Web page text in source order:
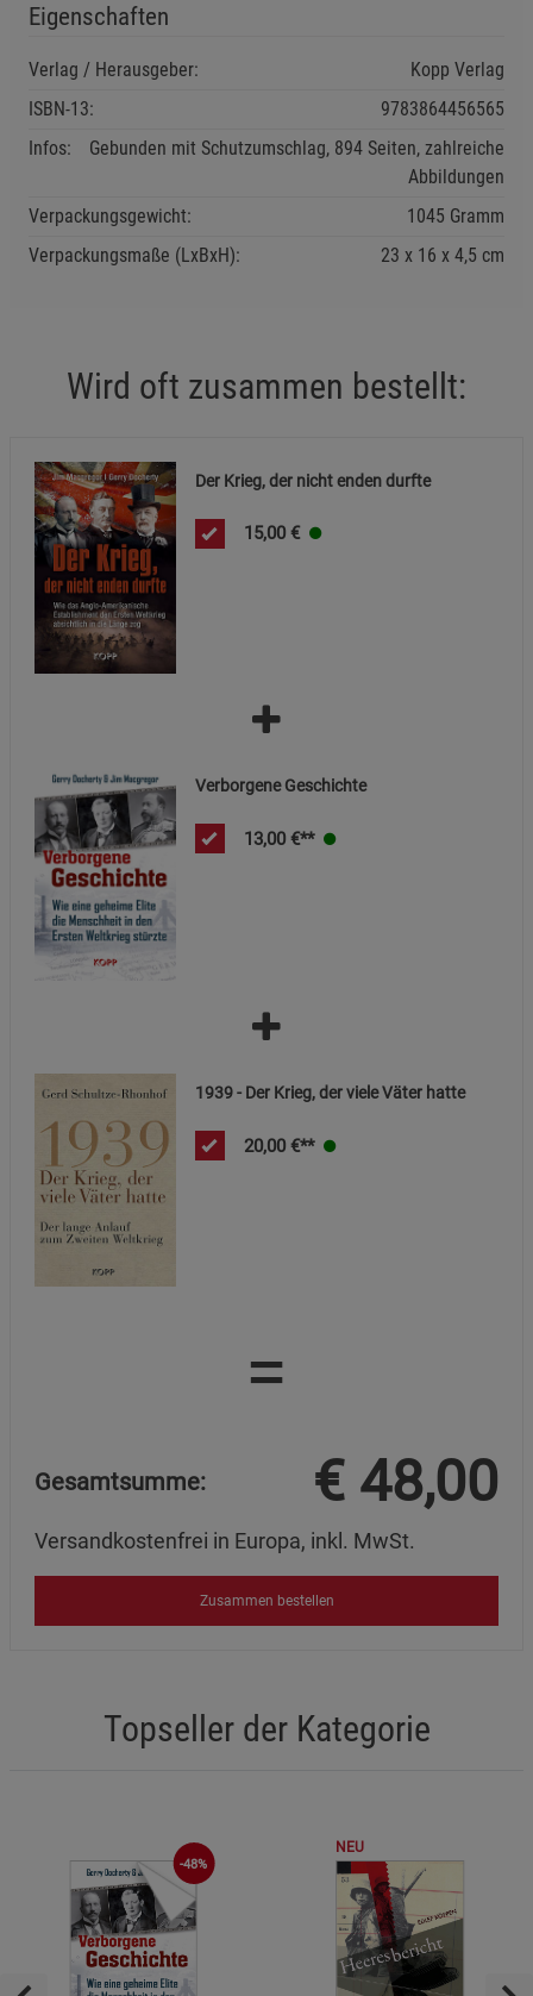
Eigenschaften
Verlag / Herausgeber:
Kopp Verlag
ISBN-13:
9783864456565
Infos:
Gebunden mit Schutzumschlag, 894 Seiten, zahlreiche
Abbildungen
Verpackungsgewicht:
1045 Gramm
Verpackungsmaße (LxBxH):
23 16 4,5 cm
Wird oft zusammen bestellt:
Der Krieg, der nicht enden durfte
15,00 €
Verborgene Geschichte
13,00 €**
1939 - Der Krieg, der viele Väter hatte
20,00 €**
=
Gesamtsumme: € 48,00
Versandkostenfrei in Europa, inkl. MwSt.
Zusammen bestellen
Topseller der Kategorie
-48%
NEU
Funktionale Cookies (1)
Beschreibung Funktionale Cookies
Statistik Cookies
Cookie-Informationen
Cookie-Informationen anzeigen